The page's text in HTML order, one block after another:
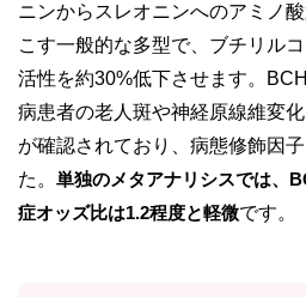
ニンからスレオニンへのアミノ
こす一般的な多型で、ブチリル
活性を約30%低下させます。
病患者の老人斑や神経原線維変
が確認されており、病態修飾因
た。 単独のメタアナリシスでは、
症オッズ比は1.2程度と軽微です。